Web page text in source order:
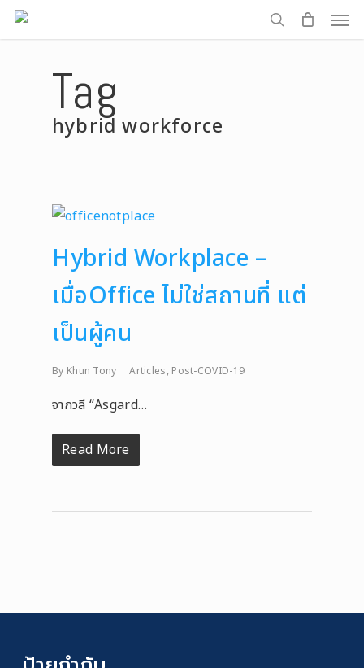
Skip
to
search
Tag
hybrid workforce
Hybrid Workplace –
เมื่อOffice ไม่ใช่สถานที่ แต่
เป็นผู้คน
By Khun Tony Articles, Post-COVID-19
จากวลี “Asgard…
Read More